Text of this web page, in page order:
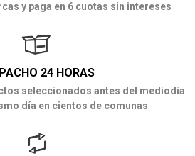
y paga en 6 cuotas sin intereses
24 HORAS
seleccionados antes del mediodía
día en cientos de comunas